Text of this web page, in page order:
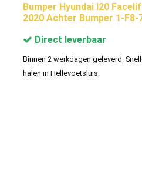
Bumper Hyundai I20
2020 Achter Bumper 1-F8-
Direct leverbaar
Binnen 2 werkdagen geleverd.
halen in Hellevoetsluis.